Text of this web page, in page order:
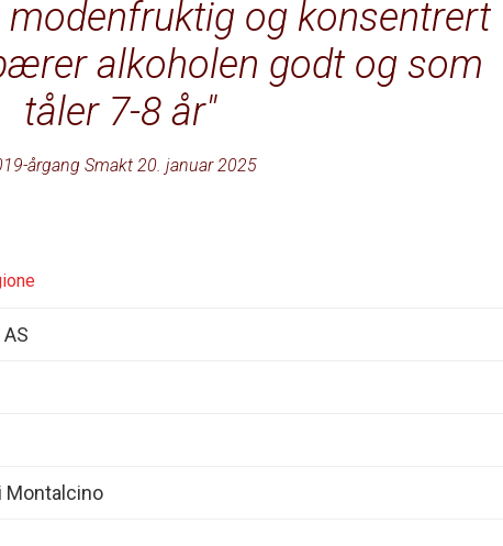
og konsentrert
alkoholen godt og som
tåler 7-8 år
årgang Smakt 20. januar 2025
Montalcino